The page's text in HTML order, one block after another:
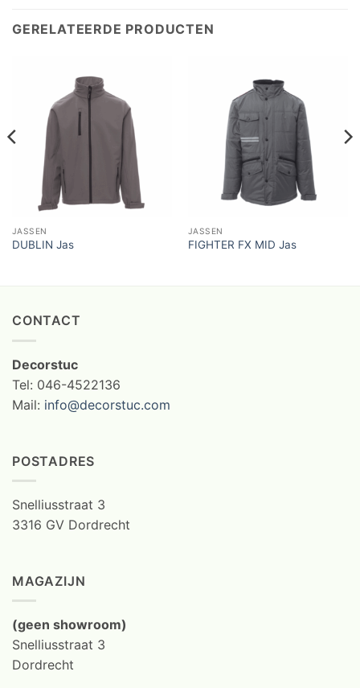
GERELATEERDE PRODUCTEN
JASSEN
DUBLIN Jas
JASSEN
FIGHTER FX MID Jas
CONTACT
Decorstuc
Tel: 046-4522136
Mail: info@decorstuc.com
POSTADRES
Snelliusstraat 3
3316 GV Dordrecht
MAGAZIJN
(geen showroom)
Snelliusstraat 3
Dordrecht